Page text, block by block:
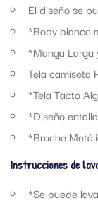
El diseño se
*Body blanco
*Manga Larga
Tela camiseta
*Tela Tacto
*Diseño
*Broche
Instrucciones de
*Se puede